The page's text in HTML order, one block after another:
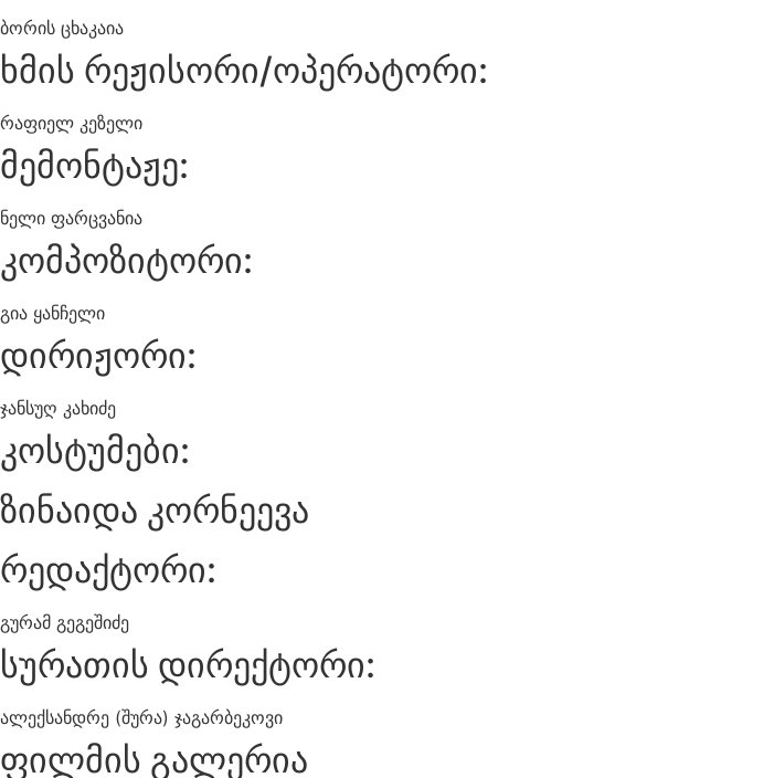
ბორის ცხაკაია
ხმის რეჟისორი/ოპერატორი:
რაფიელ კეზელი
მემონტაჟე:
ნელი ფარცვანია
კომპოზიტორი:
გია ყანჩელი
დირიჟორი:
ჯანსუღ კახიძე
კოსტუმები:
ზინაიდა კორნეევა
რედაქტორი:
გურამ გეგეშიძე
სურათის დირექტორი:
ალექსანდრე (შურა) ჯაგარბეკოვი
ფილმის გალერია